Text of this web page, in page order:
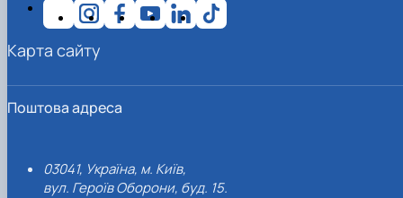
Поштова адреса
03041, Україна, м. Київ,
вул. Героїв Оборони, буд. 15.
Карта сайту